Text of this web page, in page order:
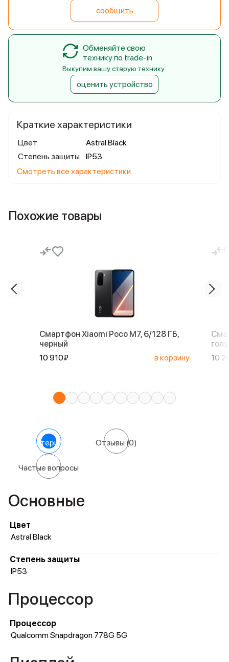
Краткие характеристики
Цвет
Astral Black
Степень защиты
IP53
Смотреть все характеристики
сообщить
Обменяйте свою
технику по trade-in
Выкупим вашу старую технику
оценить устройство
Похожие товары
Смартфон Xiaomi Poco M7, 6/128 ГБ,
черный
10 910₽
в корзину
10
Характеристики Отзывы (0)
Частые вопросы
Основные
Цвет
Astral Black
Степень защиты
IP53
Процессор
Процессор
Qualcomm Snapdragon 778G 5G